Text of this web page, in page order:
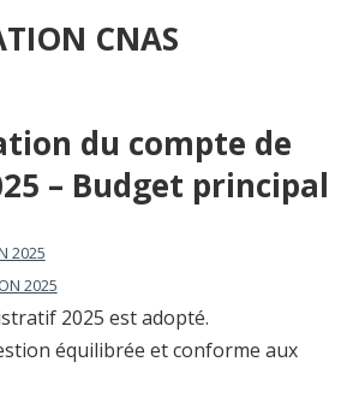
CNAS
du compte de
– Budget principal
2025
2025
2025 est adopté.
équilibrée et conforme aux